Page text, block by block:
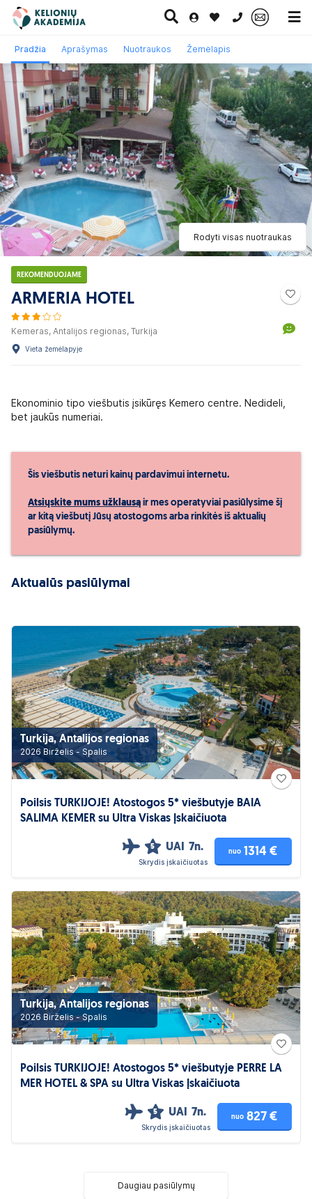
0 700 11007
Paskutinė
minutė
Pažintinės
kelionės
Egzotinės
kelionės
Kruizai
Rodyti visas nuotraukas
REKOMENDUOJAME
ARMERIA HOTEL
Kemeras, Antalijos regionas, Turkija
Vieta žemėlapyje
Ekonominio tipo viešbutis įsikūręs Kemero centre. Nedideli,
bet jaukūs numeriai.
Pradžia Aprašymas Nuotraukos Žemėlapis
Šis viešbutis neturi kainų pardavimui internetu.
Atsiųskite mums užklausą ir mes operatyviai pasiūlysime šį
ar kitą viešbutį Jūsų atostogoms arba rinkitės iš aktualių
pasiūlymų.
Aktualūs pasiūlymai
Turkija, Antalijos regionas
2026 Birželis - Spalis
Poilsis TURKIJOJE! Atostogos 5* viešbutyje BAIA
SALIMA KEMER su Ultra Viskas Įskaičiuota
5 UAI 7n.
Skrydis įskaičiuotas
nuo 1314 €
Turkija, Antalijos regionas
2026 Birželis - Spalis
Poilsis TURKIJOJE! Atostogos 5* viešbutyje PERRE LA
MER HOTEL & SPA su Ultra Viskas Įskaičiuota
5 UAI 7n.
Skrydis įskaičiuotas
nuo 827 €
Daugiau pasiūlymų